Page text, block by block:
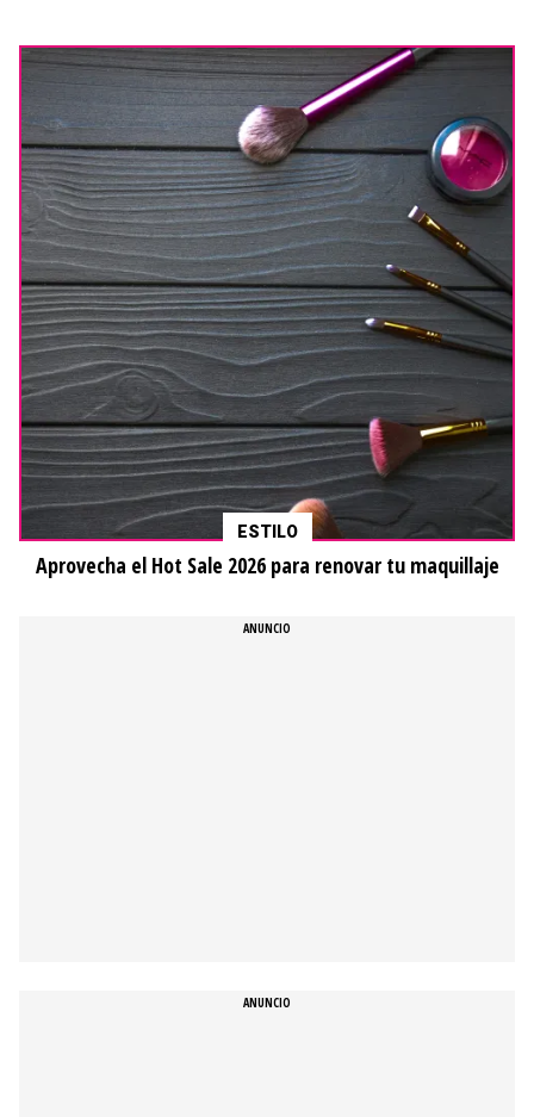
ESTILO
Aprovecha el Hot Sale 2026 para renovar tu maquillaje